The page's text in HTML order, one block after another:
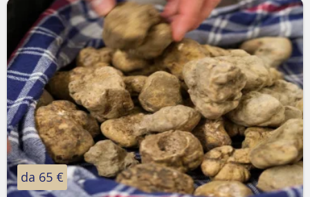
da 65 €